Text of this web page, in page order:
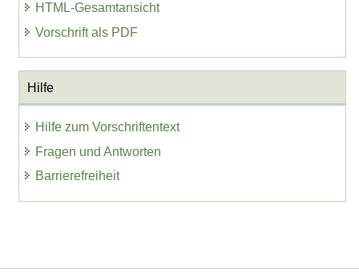
HTML-Gesamtansicht
Vorschrift als PDF
Hilfe
Hilfe zum Vorschriftentext
Fragen und Antworten
Barrierefreiheit